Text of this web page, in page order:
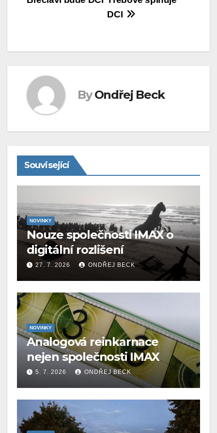
pro
DCI
By Ondřej Beck
Související
NOVINKY
Nouze společnosti IMAX o
digitální rozlišení
27. 7. 2026 ONDŘEJ BECK
NOVINKY
Analogová reinkarnace
nejen společnosti IMAX
5. 7. 2026 ONDŘEJ BECK